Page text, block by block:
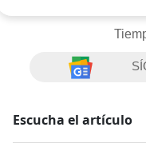
Escucha el artículo